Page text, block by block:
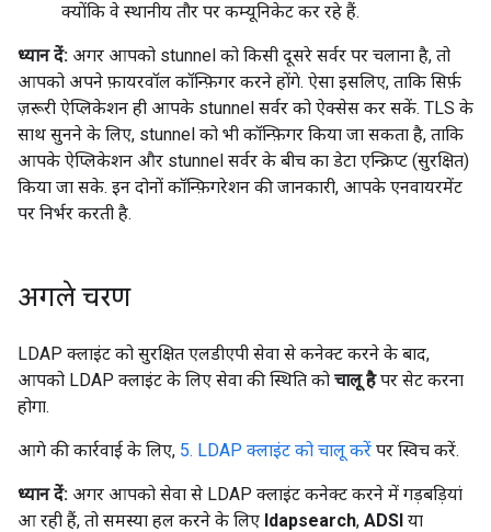
क्योंकि वे स्थानीय तौर पर कम्यूनिकेट कर रहे हैं.
ध्यान दें: अगर आपको stunnel को किसी दूसरे सर्वर पर चलाना है, तो
आपको अपने फ़ायरवॉल कॉन्फ़िगर करने होंगे. ऐसा इसलिए, ताकि सिर्फ़
ज़रूरी ऐप्लिकेशन ही आपके stunnel सर्वर को ऐक्सेस कर सकें. TLS के
साथ सुनने के लिए, stunnel को भी कॉन्फ़िगर किया जा सकता है, ताकि
आपके ऐप्लिकेशन और stunnel सर्वर के बीच का डेटा एन्क्रिप्ट (सुरक्षित)
किया जा सके. इन दोनों कॉन्फ़िगरेशन की जानकारी, आपके एनवायरमेंट
पर निर्भर करती है.
अगले चरण
LDAP क्लाइंट को सुरक्षित एलडीएपी सेवा से कनेक्ट करने के बाद,
आपको LDAP क्लाइंट के लिए सेवा की स्थिति को चालू हैपर सेट करना
होगा.
आगे की कार्रवाई के लिए, 5. LDAP क्लाइंट को चालू करें पर स्विच करें.
ध्यान दें: अगर आपको सेवा से LDAP क्लाइंट कनेक्ट करने में गड़बड़ियां
आ रही हैं, तो समस्या हल करने के लिए ldapsearch, ADSI या